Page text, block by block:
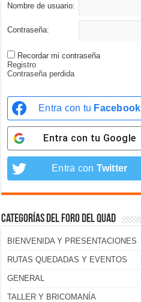
Nombre de usuario:
Contraseña:
Recordar mi contraseña
Registro
Contraseña perdida
Entra con tu Facebook
Entra con tu Google
Entra con Twitter
Categorías del foro del Quad
BIENVENIDA Y PRESENTACIONES
RUTAS QUEDADAS Y EVENTOS
GENERAL
TALLER Y BRICOMANÍA